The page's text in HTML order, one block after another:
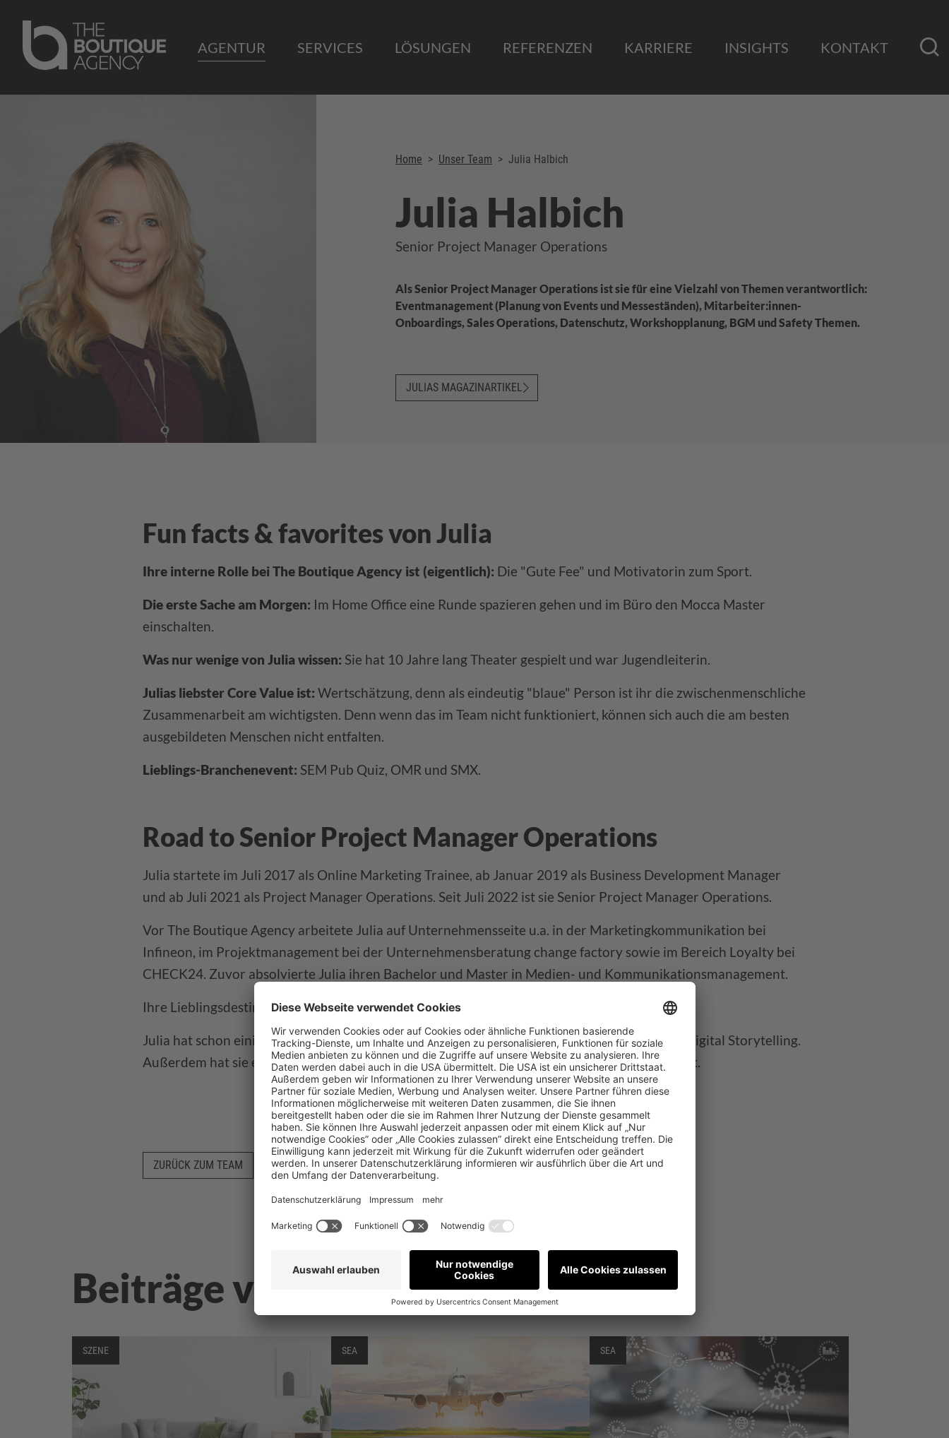
AGENTUR SERVICES LÖSUNGEN REFERENZEN KARRIERE INSIGHTS KONTAKT
Home > Unser Team > Julia Halbich
Julia Halbich
Senior Project Manager Operations
Als Senior Project Manager Operations ist sie für eine Vielzahl von Themen verantwortlich:
Eventmanagement (Planung von Events und Messeständen), Mitarbeiter:innen-
Onboardings, Sales Operations, Datenschutz, Workshopplanung, BGM und Safety Themen.
JULIAS MAGAZINARTIKEL
Fun facts & favorites von Julia
Ihre interne Rolle bei The Boutique Agency ist (eigentlich): Die "Gute Fee" und Motivatorin zum Sport.
Die erste Sache am Morgen: Im Home Office eine Runde spazieren gehen und im Büro den Mocca Master
einschalten.
Was nur wenige von Julia wissen: Sie hat 10 Jahre lang Theater gespielt und war Jugendleiterin.
Julias liebster Core Value ist: Wertschätzung, denn als eindeutig "blaue" Person ist ihr die zwischenmenschliche
Zusammenarbeit am wichtigsten. Denn wenn das im Team nicht funktioniert, können sich auch die am besten
ausgebildeten Menschen nicht entfalten.
Lieblings-Branchenevent: SEM Pub Quiz, OMR und SMX.
Road to Senior Project Manager Operations
Julia startete im Juli 2017 als Online Marketing Trainee, ab Januar 2019 als Business Development Manager
und ab Juli 2021 als Project Manager Operations. Seit Juli 2022 ist sie Senior Project Manager Operations.
Vor The Boutique Agency arbeitete Julia auf Unternehmensseite u.a. in der Marketingkommunikation bei
Infineon, im Projektmanagement bei der Unternehmensberatung change factory sowie im Bereich Loyalty bei
CHECK24. Zuvor absolvierte Julia ihren Bachelor und Master in Medien- und Kommunikationsmanagement.
Ihre Lieblingsdestination sind die USA, die sie mindestens alle zwei Jahre besucht.
Julia hat schon einige 121 Watt Seminare besucht, ihr Lieblingsseminar war unter anderem Digital Storytelling.
Außerdem hat sie eine Ausbildung zur Mental Health First Aid (MHFA) Ersthelferin absolviert.
ZURÜCK ZUM TEAM
Beiträge von Julia im Magazin
SZENE SEA SEA